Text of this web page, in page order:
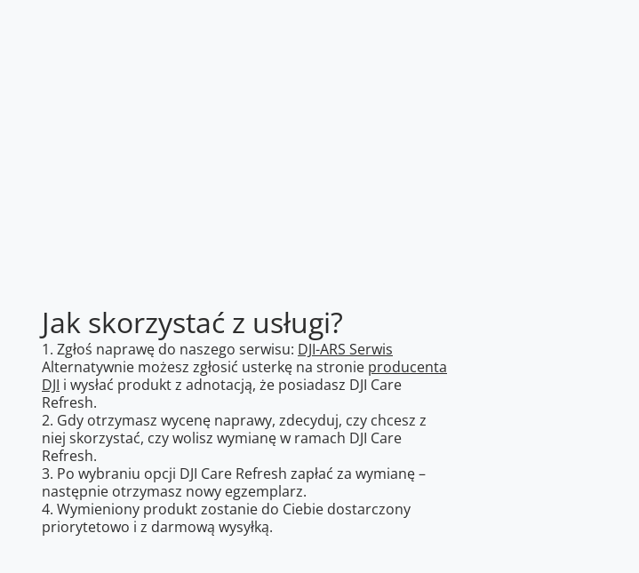
Jak skorzystać z usługi?
1. Zgłoś naprawę do naszego serwisu: DJI-ARS Serwis
Alternatywnie możesz zgłosić usterkę na stronie producenta
DJI i wysłać produkt z adnotacją, że posiadasz DJI Care
Refresh.
2. Gdy otrzymasz wycenę naprawy, zdecyduj, czy chcesz z
niej skorzystać, czy wolisz wymianę w ramach DJI Care
Refresh.
3. Po wybraniu opcji DJI Care Refresh zapłać za wymianę –
następnie otrzymasz nowy egzemplarz.
4. Wymieniony produkt zostanie do Ciebie dostarczony
priorytetowo i z darmową wysyłką.